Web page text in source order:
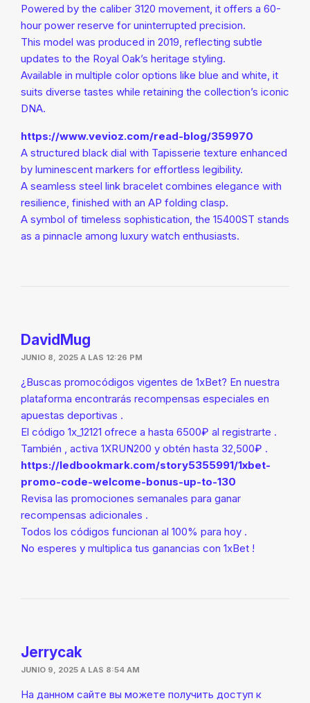
Powered by the caliber 3120 movement, it offers a 60-
hour power reserve for uninterrupted precision.
This model was produced in 2019, reflecting subtle
updates to the Royal Oak’s heritage styling.
Available in multiple color options like blue and white, it
suits diverse tastes while retaining the collection’s iconic
DNA.
https://www.vevioz.com/read-blog/359970
A structured black dial with Tapisserie texture enhanced
by luminescent markers for effortless legibility.
A seamless steel link bracelet combines elegance with
resilience, finished with an AP folding clasp.
A symbol of timeless sophistication, the 15400ST stands
as a pinnacle among luxury watch enthusiasts.
DavidMug
JUNIO 8, 2025 A LAS 12:26 PM
¿Buscas promocódigos vigentes de 1xBet? En nuestra
plataforma encontrarás recompensas especiales en
apuestas deportivas .
El código 1x_12121 ofrece a hasta 6500₽ al registrarte .
También , activa 1XRUN200 y obtén hasta 32,500₽ .
https://ledbookmark.com/story5355991/1xbet-
promo-code-welcome-bonus-up-to-130
Revisa las promociones semanales para ganar
recompensas adicionales .
Todos los códigos funcionan al 100% para hoy .
No esperes y multiplica tus ganancias con 1xBet !
Jerrycak
JUNIO 9, 2025 A LAS 8:54 AM
На данном сайте вы можете получить доступ к